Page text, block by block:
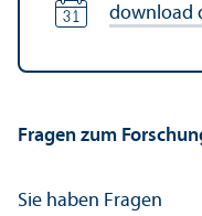
download
Fragen zum
Sie haben Fragen